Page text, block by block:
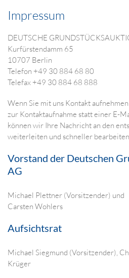
Impressum
DEUTSCHE
Kurfürstendamm 65
10707 Berlin
Telefon +49 30 884 68 80
Telefax +49 30 884 68 888
Wenn Sie mit uns Kontakt
zur Kontaktaufnahme statt einer E-
können wir Ihre Nachricht an den
weiterleiten und schneller bearbeiten.
Vorstand der Deutschen
AG
Michael Plettner (Vorsitzender) und
Carsten Wohlers
Aufsichtsrat
Michael Siegmund (Vorsitzender),
Krüger